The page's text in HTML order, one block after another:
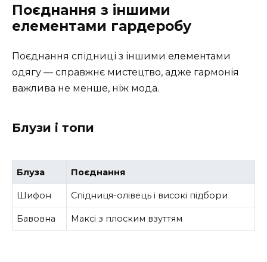
Поєднання з іншими
елементами гардеробу
Поєднання спідниці з іншими елементами
одягу — справжнє мистецтво, адже гармонія
важлива не менше, ніж мода.
Блузи і топи
Блуза Поєднання
Шифон Спідниця-олівець і високі підбори
Бавовна Максі з плоским взуттям